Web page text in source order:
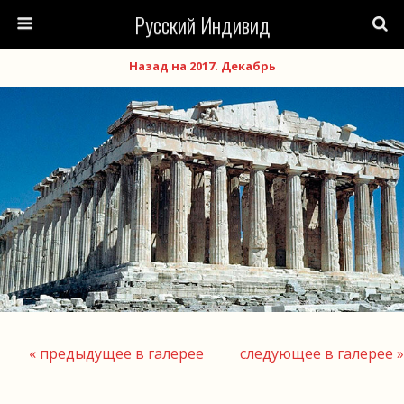
Русский Индивид
Назад на 2017. Декабрь
« предыдущее в галерее следующее в галерее »